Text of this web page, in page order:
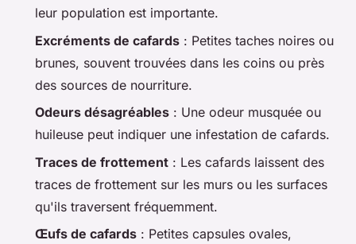
leur population est importante.
Excréments de cafards : Petites taches noires ou
brunes, souvent trouvées dans les coins ou près
des sources de nourriture.
Odeurs désagréables : Une odeur musquée ou
huileuse peut indiquer une infestation de cafards.
Traces de frottement : Les cafards laissent des
traces de frottement sur les murs ou les surfaces
qu'ils traversent fréquemment.
Œufs de cafards : Petites capsules ovales,